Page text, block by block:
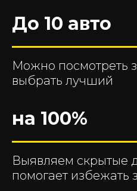
До 10 авто
Можно посмотреть
выбрать лучший
на 100%
Выявляем скрытые
помогает избежать